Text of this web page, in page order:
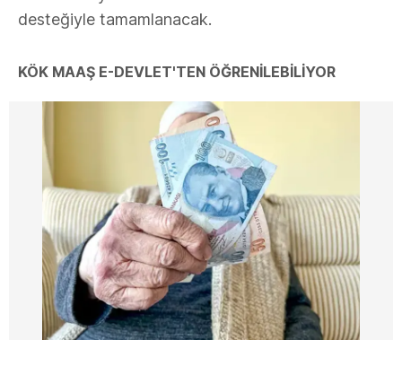
desteğiyle tamamlanacak.
KÖK MAAŞ E-DEVLET'TEN ÖĞRENİLEBİLİYOR